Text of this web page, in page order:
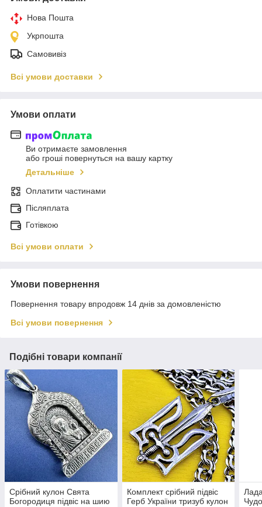
Нова Пошта
Укрпошта
Самовивіз
Всі умови доставки
Умови оплати
Ви отримаєте замовлення
або гроші повернуться на вашу картку
Детальніше
Оплатити частинами
Післяплата
Готівкою
Всі умови оплати
Умови повернення
Повернення товару впродовж 14 днів за домовленістю
Всі умови повернення
Подібні товари компанії
Срібний кулон Свята
Богородиця підвіс на шию
Комплект срібний підвіс
Герб України тризуб кулон